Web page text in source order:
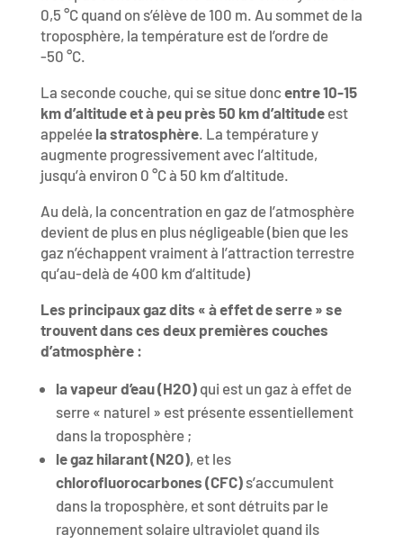
0,5 °C quand on s’élève de 100 m. Au sommet de la
troposphère, la température est de l’ordre de
-50 °C.
La seconde couche, qui se situe doncentre 10-15
km d’altitude et à peu près 50 km d’altitudeest
appelée la stratosphère. La température y
augmente progressivement avec l’altitude,
jusqu’à environ 0 °C à 50 km d’altitude.
Au delà, la concentration en gaz de l’atmosphère
devient de plus en plus négligeable (bien que les
gaz n’échappent vraiment à l’attraction terrestre
qu’au-delà de 400 km d’altitude)
Les principaux gaz dits « à effet de serre » se
trouvent dans ces deux premières couches
d’atmosphère :
la vapeur d’eau (H2O)qui est un gaz à effet de
serre « naturel » est présente essentiellement
dans la troposphère ;
le gaz hilarant (N2O), et les
chlorofluorocarbones (CFC)s’accumulent
dans la troposphère, et sont détruits par le
rayonnement solaire ultraviolet quand ils